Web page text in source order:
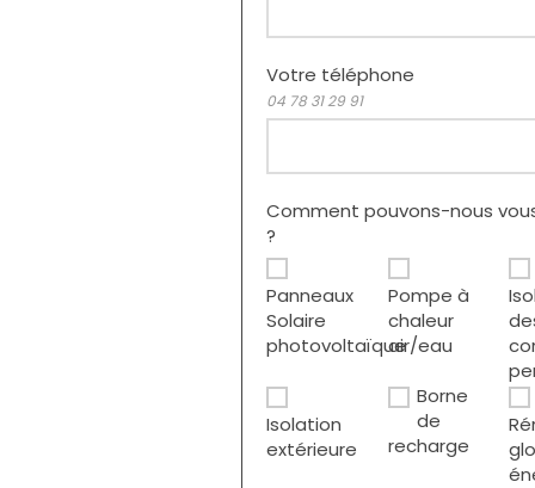
Votre téléphone
04 78 31 29 91
Comment pouvons-nous
?
Panneaux
Solaire
photovoltaïque
Pompe à
chaleur
air/eau
Isolation
extérieure
Borne
de
recharge